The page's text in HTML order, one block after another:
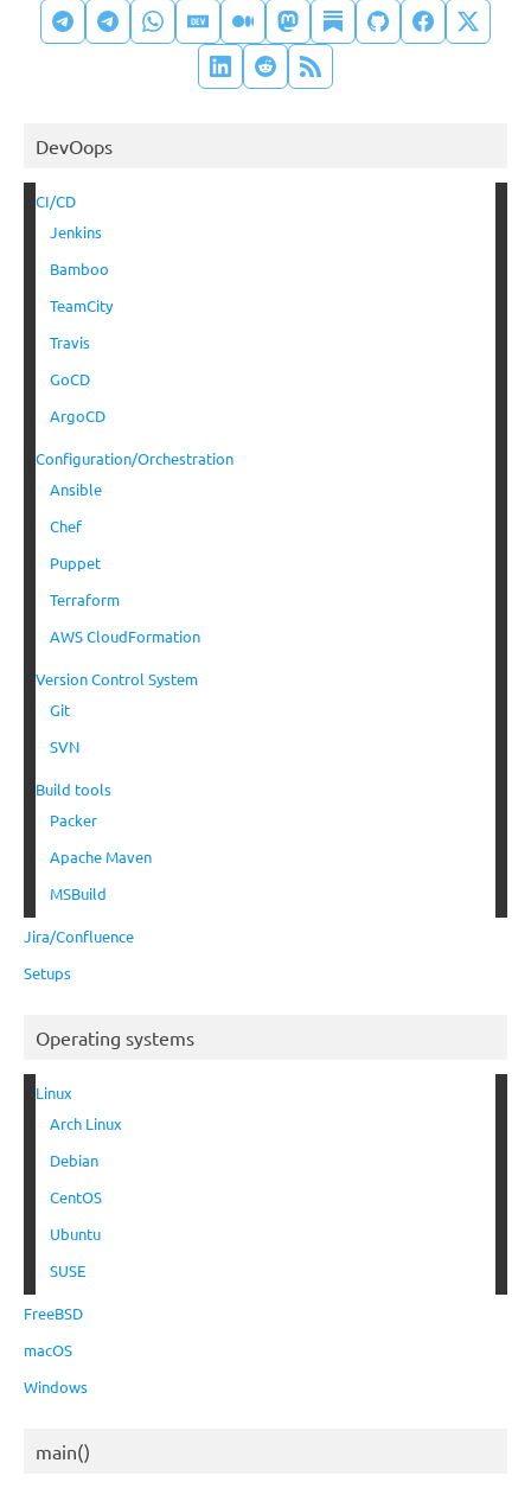
DevOops
CI/CD
Jenkins
Bamboo
TeamCity
Travis
GoCD
ArgoCD
Configuration/Orchestration
Ansible
Chef
Puppet
Terraform
AWS CloudFormation
Version Control System
Git
SVN
Build tools
Packer
Apache Maven
MSBuild
Jira/Confluence
Setups
Operating systems
Linux
Arch Linux
Debian
CentOS
Ubuntu
SUSE
FreeBSD
macOS
Windows
main()